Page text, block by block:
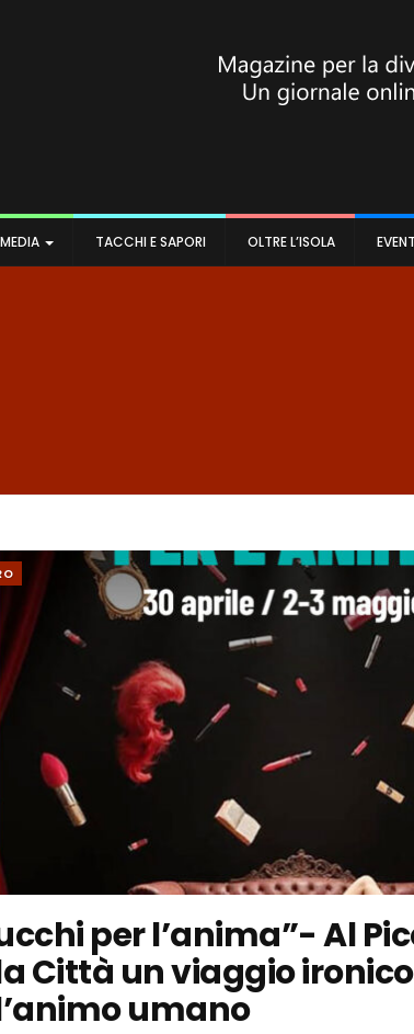
MEDIA TACCHI E SAPORI OLTRE L’ISOLA
per l’anima”- Al
Città un viaggio
umano